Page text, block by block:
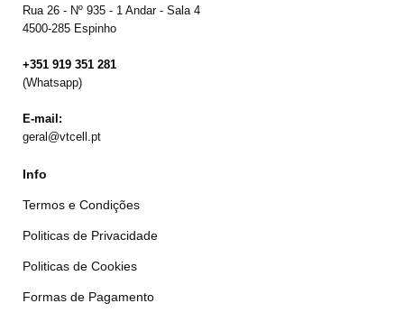
Rua 26 - Nº 935 - 1 Andar - Sala 4
4500-285 Espinho
+351 919 351 281
(Whatsapp)
E-mail:
geral@vtcell.pt
Info
Termos e Condições
Politicas de Privacidade
Politicas de Cookies
Formas de Pagamento